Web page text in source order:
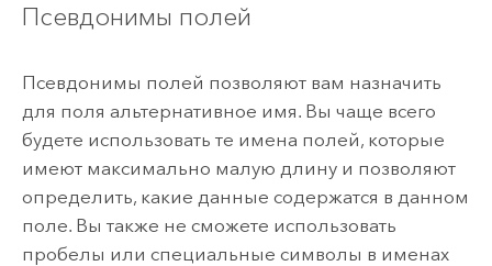
Псевдонимы полей
Псевдонимы полей позволяют вам назначить
для поля альтернативное имя. Вы чаще всего
будете использовать те имена полей, которые
имеют максимально малую длину и позволяют
определить, какие данные содержатся в данном
поле. Вы также не сможете использовать
пробелы или специальные символы в именах